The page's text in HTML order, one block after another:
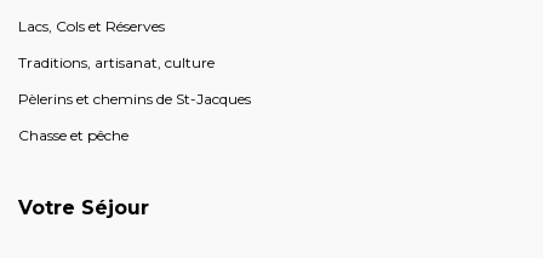
Lacs, Cols et Réserves
Traditions, artisanat, culture
Pèlerins et chemins de St-Jacques
Chasse et pêche
Votre Séjour